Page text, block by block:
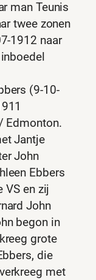
man Teunis
twee zonen
1912 naar
(9-10-
Edmonton.
Jantje
John
Ebbers
VS en zij
John
begon in
grote
die
met